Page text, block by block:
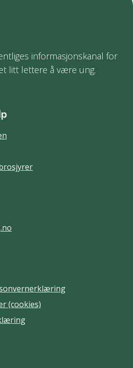
informasjonskanal for
litt lettere å være ung.
(cookies)